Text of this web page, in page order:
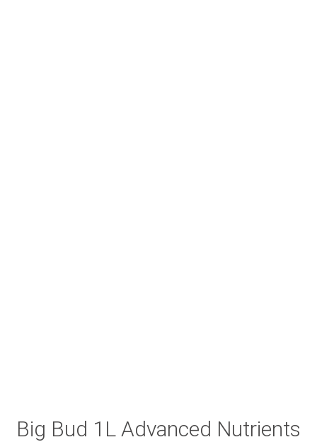
Big Bud 1L Advanced Nutrients